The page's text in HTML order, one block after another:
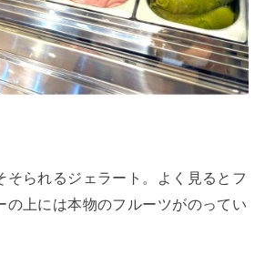
そられるジェラート。よく見るとフ
の上には本物のフルーツがのってい